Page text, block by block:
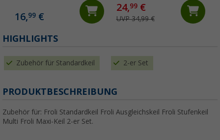
16,99 €
24,99€
UVP 34,99 €
HIGHLIGHTS
Zubehör für Standardkeil 2-er Set
PRODUKTBESCHREIBUNG
Zubehör für: Froli Standardkeil Froli Ausgleichskeil Froli Stufenkeil
Multi Froli Maxi-Keil 2-er Set.